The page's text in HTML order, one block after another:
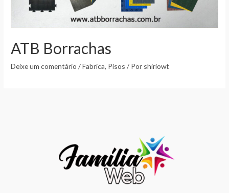
ATB Borrachas
Deixe um comentário /Fabrica, Pisos / Por shiriowt